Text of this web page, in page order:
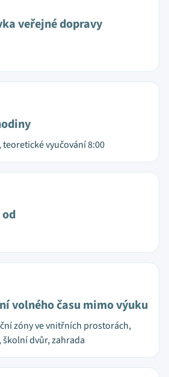
veřejné dopravy
vyučování 8:00
volného času mimo výuku
zóny ve vnitřních prostorách,
dvůr, zahrada